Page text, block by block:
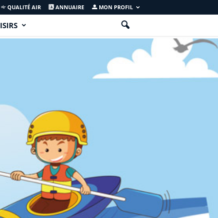
QUALITÉ AIR ANNUAIRE MON PROFIL